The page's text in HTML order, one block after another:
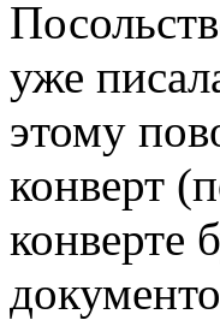
уже
этому
конверт
конверте